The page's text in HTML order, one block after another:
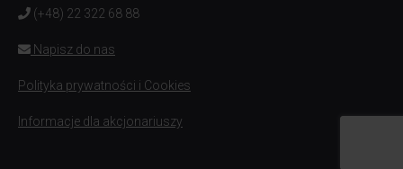
(+48) 22 322 68 88
Napisz do nas
Polityka prywatności i Cookies
Informacje dla akcjonariuszy